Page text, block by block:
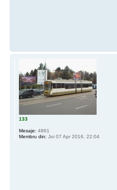
133
Mesaje: 4861
Membru din: Joi 07 Apr 2016, 22:04